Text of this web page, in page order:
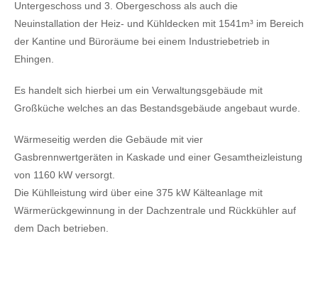
Untergeschoss und 3. Obergeschoss als auch die
Neuinstallation der Heiz- und Kühldecken mit 1541m³ im Bereich
der Kantine und Büroräume bei einem Industriebetrieb in
Ehingen.
Es handelt sich hierbei um ein Verwaltungsgebäude mit
Großküche welches an das Bestandsgebäude angebaut wurde.
Wärmeseitig werden die Gebäude mit vier
Gasbrennwertgeräten in Kaskade und einer Gesamtheizleistung
von 1160 kW versorgt.
Die Kühlleistung wird über eine 375 kW Kälteanlage mit
Wärmerückgewinnung in der Dachzentrale und Rückkühler auf
dem Dach betrieben.